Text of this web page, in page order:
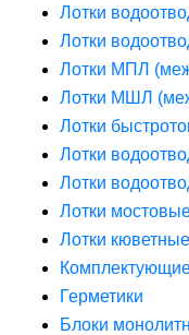
Лотки
Лотки
Лотки МПЛ
Лотки МШЛ
Лотки
Лотки
Лотки
Лотки
Лотки кюветные
Герметики
Блоки